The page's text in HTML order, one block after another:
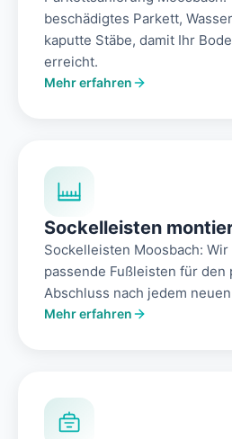
beschädigtes Parkett,
kaputte Stäbe, damit Ihr
erreicht.
Mehr erfahren
Sockelleisten
Sockelleisten Moosbach:
passende Fußleisten für den
Abschluss nach jedem
Mehr erfahren